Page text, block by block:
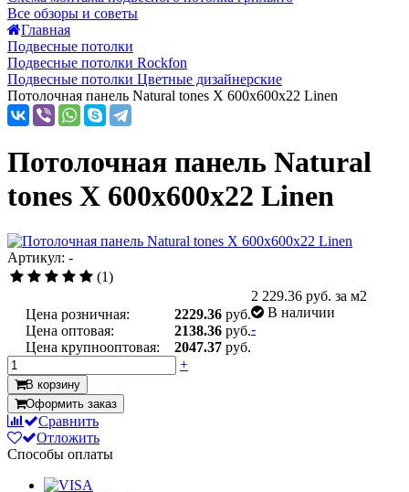
Все обзоры и советы
Главная
Подвесные потолки
Подвесные потолки Rockfon
Подвесные потолки Цветные дизайнерские
Потолочная панель Natural tones X 600x600x22 Linen
Потолочная панель Natural
tones X 600x600x22 Linen
Артикул: -
(1)
Цена розничная: 2229.36 руб.
Цена оптовая:
2138.36 руб.
Цена крупнооптовая:
2047.37 руб.
2 229.36 руб. за м2
В наличии
-
+
В корзину
Оформить заказ
Сравнить
Отложить
Способы оплаты